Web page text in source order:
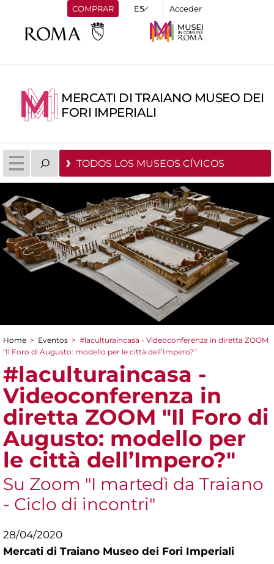
COMPRAR Acceder
MERCATI DI TRAIANO MUSEO DEI
FORI IMPERIALI
TODOS LOS MUSEOS CÍVICOS
You are here
Home > Eventos > #laculturaincasa - Videoconferenza in diretta ZOOM​
"Il Foro di Augusto: modello per le città dell’Impero?"
#laculturaincasa -
Videoconferenza in
diretta ZOOM​ "Il Foro di
Augusto: modello per
le città dell’Impero?"
Su Zoom "I martedì da Traiano
- Ciclo di incontri"
28/04/2020
Mercati di Traiano Museo dei Fori Imperiali